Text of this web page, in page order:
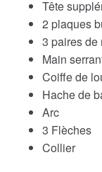
Tête
2 plaques
3 paires de
Main
Coiffe de
Hache de
Arc
3 Flèches
Collier